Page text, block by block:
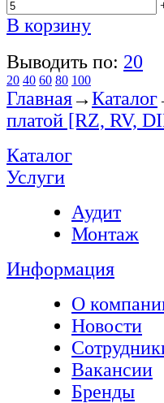
В корзину
Выводить по: 20
20 40 60 80 100
Главная→Каталог
платой [RZ, RV,
Каталог
Услуги
Аудит
Монтаж
Информация
О
Новости
Вакансии
Бренды